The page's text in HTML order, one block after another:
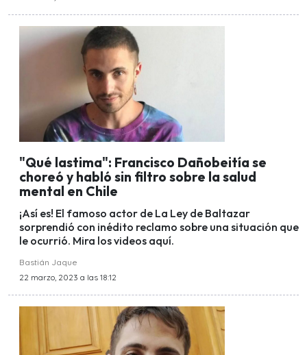
"Qué lastima": Francisco Dañobeitía se
choreó y habló sin filtro sobre la salud
mental en Chile
¡Así es! El famoso actor de La Ley de Baltazar
sorprendió con inédito reclamo sobre una situación que
le ocurrió. Mira los videos aquí.
Bastián Jaque
22 marzo, 2023 a las 18:12